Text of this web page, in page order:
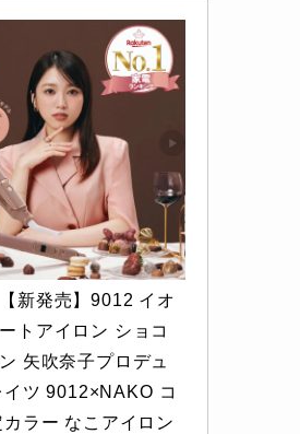
【新発売】9012 イオ
トアイロン ショコ
矢吹奈子プロデュ
イツ 9012×NAKO コ
ラー なこアイロン